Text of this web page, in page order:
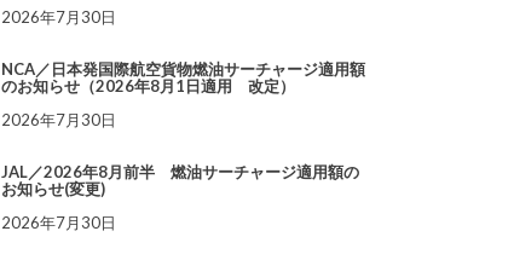
2026年7月30日
NCA／日本発国際航空貨物燃油サーチャージ適用額
のお知らせ（2026年8月1日適用 改定）
2026年7月30日
JAL／2026年8月前半 燃油サーチャージ適用額の
お知らせ(変更)
2026年7月30日